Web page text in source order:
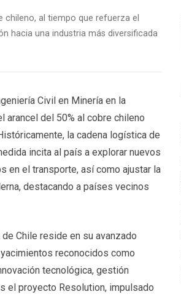
al tiempo que refuerza el
hacia una industria más diversificada
Civil en Minería en la
arancel del 50% al cobre chileno
la cadena logística de
incita al país a explorar nuevos
en el transporte, así como ajustar la
destacando a países vecinos
Chile reside en su avanzado
reconocidos como
tecnológica, gestión
el proyecto Resolution, impulsado